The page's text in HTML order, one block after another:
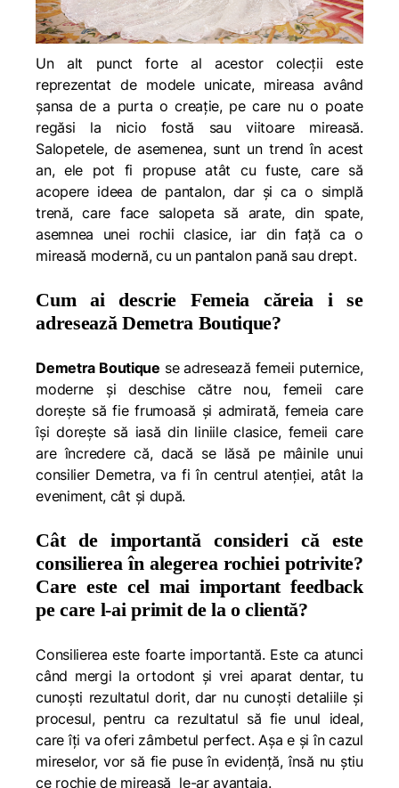
Un alt punct forte al acestor colecții este
reprezentat de modele unicate, mireasa având
șansa de a purta o creație, pe care nu o poate
regăsi la nicio fostă sau viitoare mireasă.
Salopetele, de asemenea, sunt un trend în acest
an, ele pot fi propuse atât cu fuste, care să
acopere ideea de pantalon, dar și ca o simplă
trenă, care face salopeta să arate, din spate,
asemnea unei rochii clasice, iar din față ca o
mireasă modernă, cu un pantalon pană sau drept.
Cum ai descrie Femeia căreia i se
adresează Demetra Boutique?
Demetra Boutique se adresează femeii puternice,
moderne și deschise către nou, femeii care
dorește să fie frumoasă și admirată, femeia care
își dorește să iasă din liniile clasice, femeii care
are încredere că, dacă se lăsă pe mâinile unui
consilier Demetra, va fi în centrul atenției, atât la
eveniment, cât și după.
Cât de importantă consideri că este
consilierea în alegerea rochiei potrivite?
Care este cel mai important feedback
pe care l-ai primit de la o clientă?
Consilierea este foarte importantă. Este ca atunci
când mergi la ortodont și vrei aparat dentar, tu
cunoști rezultatul dorit, dar nu cunoști detaliile și
procesul, pentru ca rezultatul să fie unul ideal,
care îți va oferi zâmbetul perfect. Așa e și în cazul
mireselor, vor să fie puse în evidență, însă nu știu
ce rochie de mireasă le-ar avantaja.